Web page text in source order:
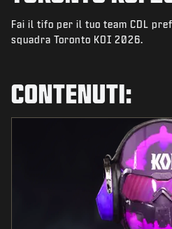
NOVITÀ
ASSISTENZA
ACCEDI|REGISTRATI
Fai il tifo per il tuo team CDL
squadra Toronto KOI 2026.
CONTENUTI: